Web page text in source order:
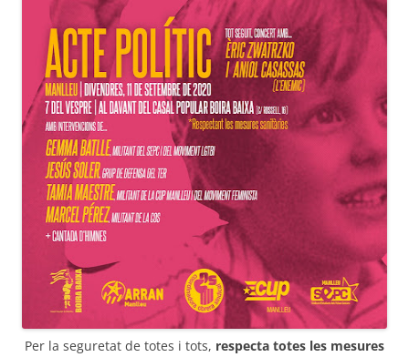
Per la seguretat de totes i tots, respecta totes les mesures